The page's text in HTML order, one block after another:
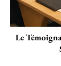
Le